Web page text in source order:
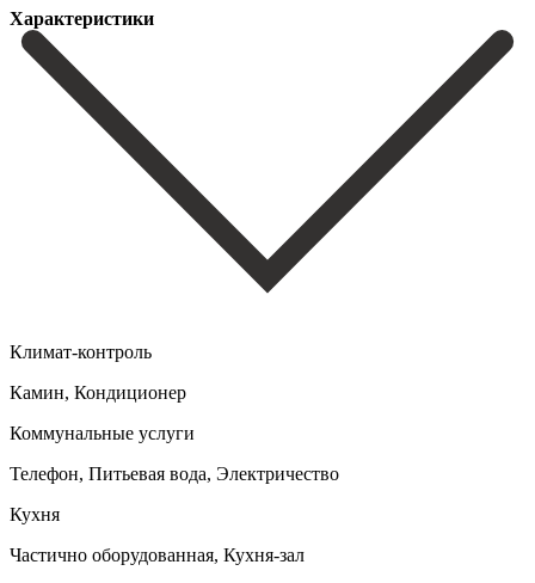
Характеристики
Климат-контроль
Камин, Кондиционер
Коммунальные услуги
Телефон, Питьевая вода, Электричество
Кухня
Частично оборудованная, Кухня-зал